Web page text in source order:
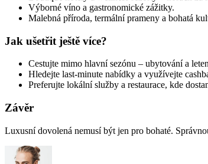
Výborné víno a gastronomické zážitky.
Malebná příroda, termální prameny a bohatá
Jak ušetřit ještě více?
Cestujte mimo hlavní sezónu – ubytování a
Hledejte last-minute nabídky a využívejte
Preferujte lokální služby a restaurace, kde
Závěr
Luxusní dovolená nemusí být jen pro bohaté.